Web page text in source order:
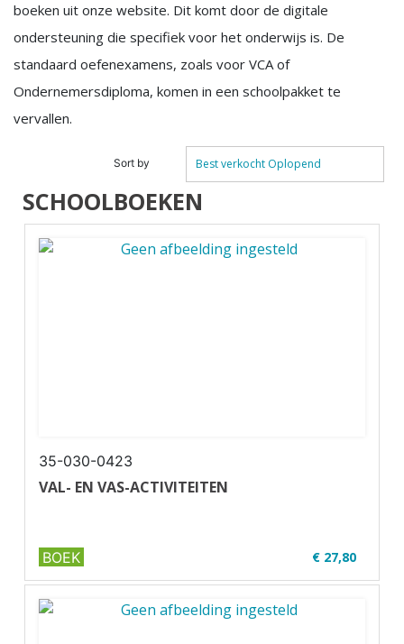
boeken uit onze website. Dit komt door de digitale
ondersteuning die specifiek voor het onderwijs is. De
standaard oefenexamens, zoals voor VCA of
Ondernemersdiploma, komen in een schoolpakket te
vervallen.
Sort by Best verkocht Oplopend
SCHOOLBOEKEN
35-030-0423
VAL- EN VAS-ACTIVITEITEN
€ 27,80
✔ Niveau MBO 3-4
✔ Full colour
BOEK